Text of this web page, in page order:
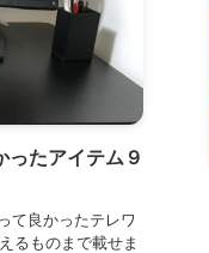
ったアイテム９
て良かったテレワ
るものまで載せま